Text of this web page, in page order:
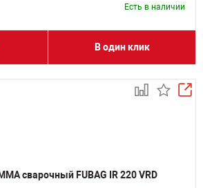
Есть в наличии
В один клик